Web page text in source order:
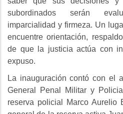
subordinados serán
imparcialidad y firmeza. Un
encuentre orientación,
de que la justicia actúa con
expuso.
La inauguración contó con el
General Penal Militar y
reserva policial Marco Aurelio